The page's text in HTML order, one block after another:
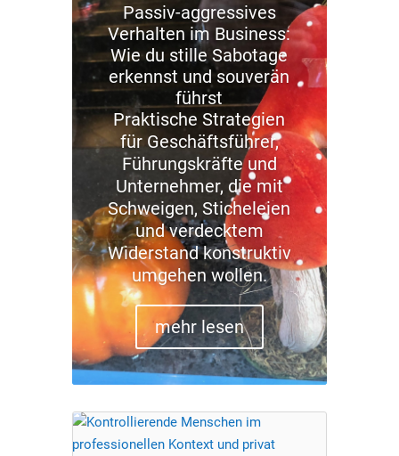
Passiv-aggressives
Verhalten im Business:
Wie du stille Sabotage
erkennst und souverän
führst
Praktische Strategien
für Geschäftsführer,
Führungskräfte und
Unternehmer, die mit
Schweigen, Sticheleien
und verdecktem
Widerstand konstruktiv
umgehen wollen.
mehr lesen